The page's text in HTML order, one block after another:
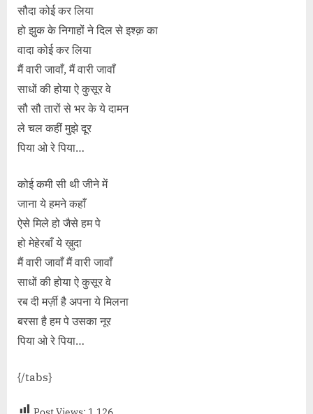
सौदा कोई कर लिया
हो झुक के निगाहों ने दिल से इश्क़ का
वादा कोई कर लिया
मैं वारी जावाँ, मैं वारी जावाँ
साधों की होया ऐ कुसूर वे
सौ सौ तारों से भर के ये दामन
ले चल कहीं मुझे दूर
पिया ओ रे पिया…
कोई कमी सी थी जीने में
जाना ये हमने कहाँ
ऐसे मिले हो जैसे हम पे
हो मेहेरबाँ ये ख़ुदा
मैं वारी जावाँ मैं वारी जावाँ
साधों की होया ऐ कुसूर वे
रब दी मर्ज़ी है अपना ये मिलना
बरसा है हम पे उसका नूर
पिया ओ रे पिया…
{/tabs}